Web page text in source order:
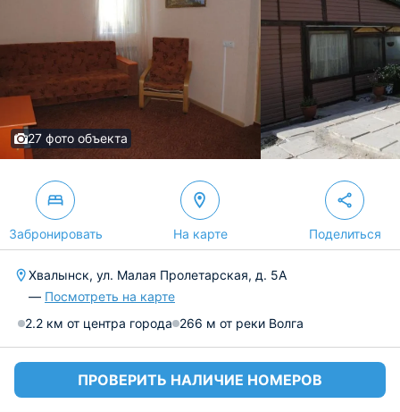
27 фото объекта
Забронировать На карте Поделиться
Хвалынск, ул. Малая Пролетарская, д. 5А
— Посмотреть на карте
2.2 км от центра города 266 м от реки Волга
ПРОВЕРИТЬ НАЛИЧИЕ НОМЕРОВ